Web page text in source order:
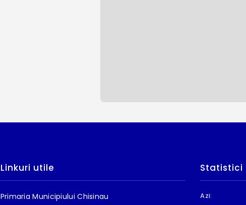
Linkuri utile
Primaria Municipiului Chisinau
Statistici
Azi: